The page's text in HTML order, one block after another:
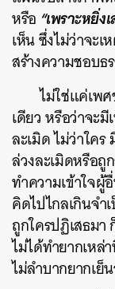
หรือ “เพราะหยิ่
เห็น ซึ่งไม่ว่าจะ
สร้างความชอบธ
ไม่ใช่แค่เพ
เดียว หรือว่าจะ
ละเมิด ไม่ว่าใค
ล่วงละเมิดหรือถู
ทำความเข้าใจผู้
คิดไปไกลเกินจำ
ถูกใครปฏิเสธมา
ไม่ได้ทำยากเหล่
ไม่ลำบากยากเย็